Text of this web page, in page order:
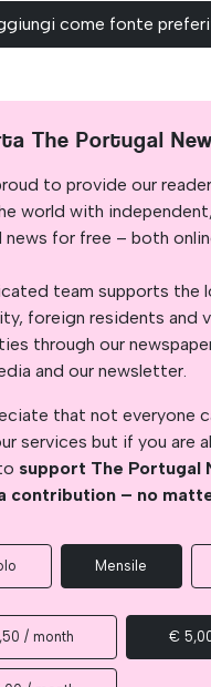
come fonte
The Portugal
to provide our
world with
news for free – both
team supports the
foreign residents and
through our
and our newsletter.
that not everyone
services but if you are
support The Portugal
contribution – no
Mensile
/ month €